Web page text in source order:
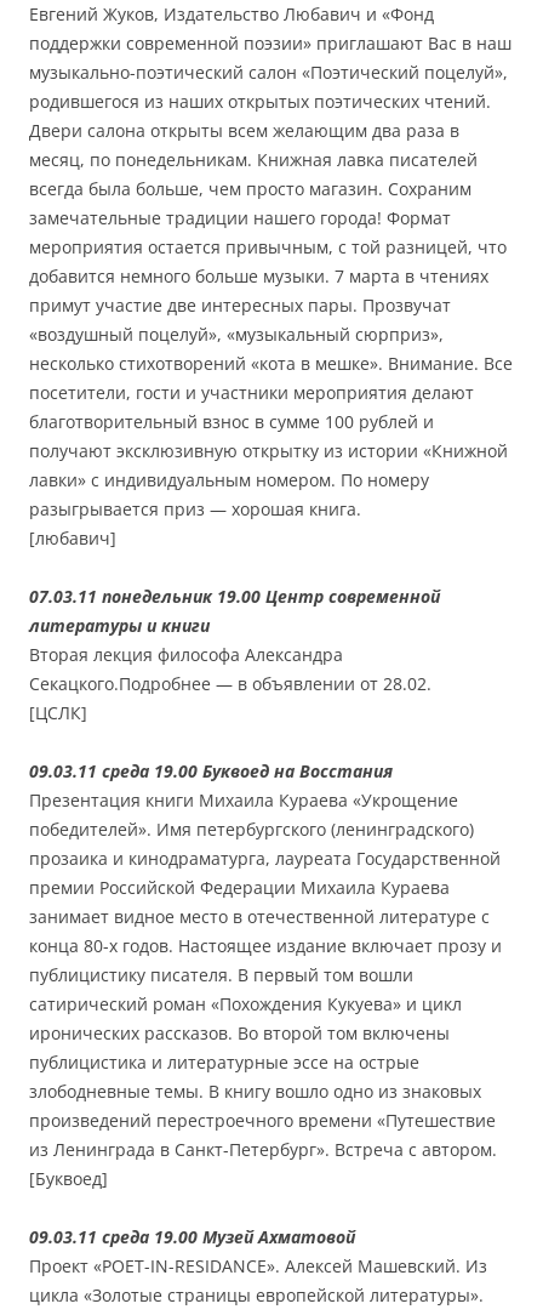
Евгений Жуков, Издательство Любавич и «Фонд
поддержки современной поэзии» приглашают Вас в наш
музыкально-поэтический салон «Поэтический поцелуй»,
родившегося из наших открытых поэтических чтений.
Двери салона открыты всем желающим два раза в
месяц, по понедельникам. Книжная лавка писателей
всегда была больше, чем просто магазин. Сохраним
замечательные традиции нашего города! Формат
мероприятия остается привычным, с той разницей, что
добавится немного больше музыки. 7 марта в чтениях
примут участие две интересных пары. Прозвучат
«воздушный поцелуй», «музыкальный сюрприз»,
несколько стихотворений «кота в мешке». Внимание. Все
посетители, гости и участники мероприятия делают
благотворительный взнос в сумме 100 рублей и
получают эксклюзивную открытку из истории «Книжной
лавки» с индивидуальным номером. По номеру
разыгрывается приз — хорошая книга.
[любавич]
07.03.11 понедельник 19.00 Центр современной
литературы и книги
Вторая лекция философа Александра
Секацкого.Подробнее — в объявлении от 28.02.
[ЦСЛК]
09.03.11 среда 19.00 Буквоед на Восстания
Презентация книги Михаила Кураева «Укрощение
победителей». Имя петербургского (ленинградского)
прозаика и кинодраматурга, лауреата Государственной
премии Российской Федерации Михаила Кураева
занимает видное место в отечественной литературе с
конца 80-х годов. Настоящее издание включает прозу и
публицистику писателя. В первый том вошли
сатирический роман «Похождения Кукуева» и цикл
иронических рассказов. Во второй том включены
публицистика и литературные эссе на острые
злободневные темы. В книгу вошло одно из знаковых
произведений перестроечного времени «Путешествие
из Ленинграда в Санкт-Петербург». Встреча с автором.
[Буквоед]
09.03.11 среда 19.00 Музей Ахматовой
Проект «POET-IN-RESIDANCE». Алексей Машевский. Из
цикла «Золотые страницы европейской литературы».